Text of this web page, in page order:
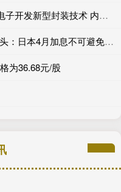
融胜配资 HBM要装进手机了？三星电子开发新型封装技术 内存堆叠数量可翻1.5倍
大圣配资 日元目标150！瑞穗资管巨头：日本4月加息不可避免，看好日债
为36.68元/股